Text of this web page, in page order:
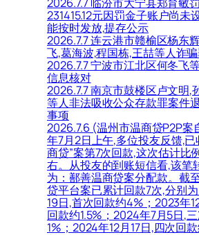
231415.12元因罚金子账户尚未
能按时发放,提存公示
2026.7.7 连云港市赣榆区杨东
飞,葛海波,程国栋,王喆等人诈
2026.7.7 宁波市江北区何冬飞
信息核对
2026.7.7 南京市鼓楼区卢文明,
等人非法吸收公众存款罪案件
事项
2026.7.6 (温州市温商贷P2P案
年7月2日上午,多位投友反馈,已
商贷”案第7次回款,这次估计比
右。从投友的到账短信看,该笔
为：鄯善温商贷案分配款。截
贷平台案已累计回款7次,分别
19日,首次回款约4%；2023年
回款约1.5%；2024年7月5日,
1%；2024年12月17日,四次回